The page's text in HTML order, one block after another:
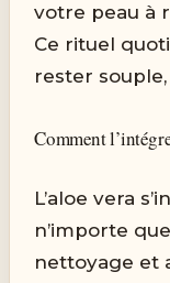
votre peau à
Ce rituel
rester
Comment
L’aloe vera
n’importe
nettoyage et